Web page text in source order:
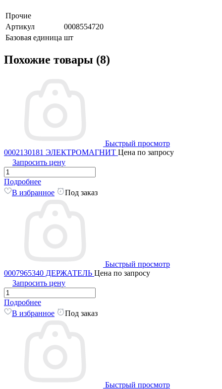
Прочие
Артикул
0008554720
Базовая единица шт
Похожие товары (8)
Быстрый просмотр
0002130181 ЭЛЕКТРОМАГНИТ Цена по запросу
Запросить цену
Подробнее
В избранное
Под заказ
Быстрый просмотр
0007965340 ДЕРЖАТЕЛЬ Цена по запросу
Запросить цену
Подробнее
В избранное
Под заказ
Быстрый просмотр